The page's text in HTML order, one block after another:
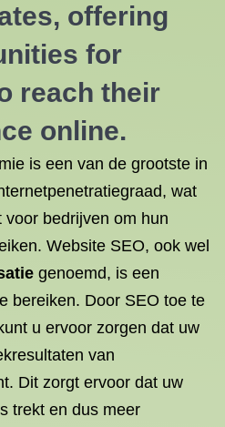
offering
for
reach their
online.
is een van de grootste in
wat
bedrijven om hun
Website SEO, ook wel
genoemd, is een
bereiken. Door SEO toe te
u ervoor zorgen dat uw
van
Dit zorgt ervoor dat uw
trekt en dus meer